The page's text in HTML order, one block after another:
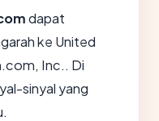
dapat
ke United
Inc.. Di
sinyal yang